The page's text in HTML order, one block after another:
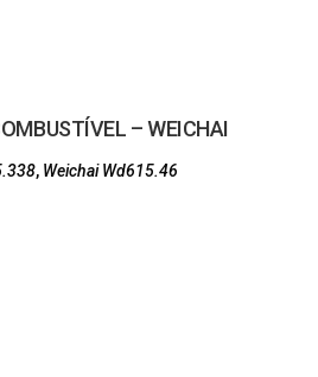
– WEICHAI
, Weichai Wd615.46